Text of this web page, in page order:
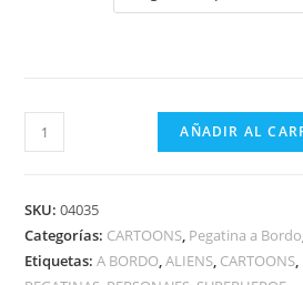
HEROE
DIAMANTE
BORDO
cantidad
AÑADIR AL
SKU:04035
Categorías: CARTOONS, Pegatina a Bordo
Etiquetas:A BORDO,ALIENS, CARTOONS,